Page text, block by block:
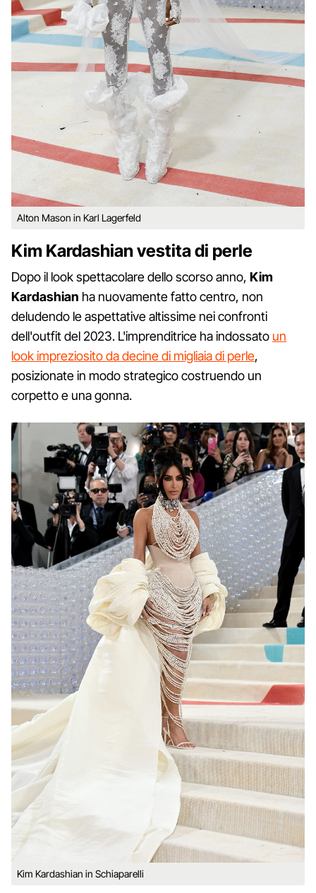
Alton Mason in Karl Lagerfeld
Kim Kardashian vestita di perle
Dopo il look spettacolare dello scorso anno, Kim
Kardashian ha nuovamente fatto centro, non
deludendo le aspettative altissime nei confronti
dell'outfit del 2023. L'imprenditrice ha indossato un
look impreziosito da decine di migliaia di perle,
posizionate in modo strategico costruendo un
corpetto e una gonna.
Kim Kardashian in Schiaparelli